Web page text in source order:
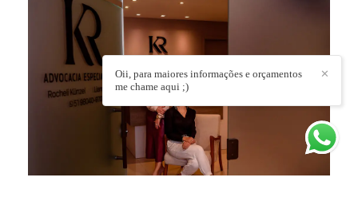
✕
Oii, para maiores informações e orçamentos
me chame aqui ;)